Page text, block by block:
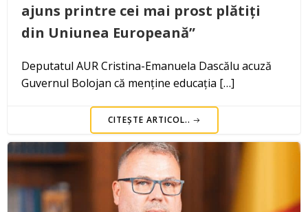
ajuns printre cei mai prost plătiți
din Uniunea Europeană”
Deputatul AUR Cristina-Emanuela Dascălu acuză
Guvernul Bolojan că menține educația […]
CITEȘTE ARTICOL..